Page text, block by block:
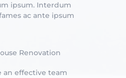
ipsum. Interdum
ac ante ipsum
Renovation
an effective team